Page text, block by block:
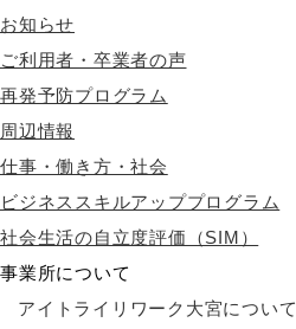
お知らせ
ご利用者・卒業者の声
再発予防プログラム
周辺情報
仕事・働き方・社会
ビジネススキルアッププログラム
社会生活の自立度評価（SIM）
事業所について
アイトライリワーク大宮について